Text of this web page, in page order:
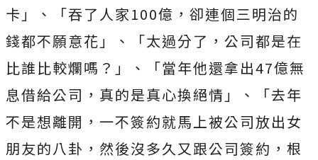
卡」、「吞了人家100億，卻連個三明治的
錢都不願意花」、「太過分了，公司都是在
比誰比較爛嗎？」、「當年他還拿出47億無
息借給公司，真的是真心換絕情」、「去年
不是想離開，一不簽約就馬上被公司放出女
朋友的八卦，然後沒多久又跟公司簽約，根